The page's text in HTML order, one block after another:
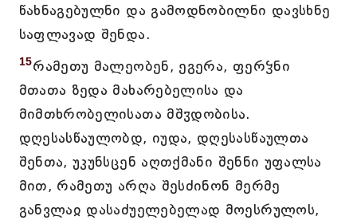
წახნაგებულნი და გამოდნობილნი დავსხნე
საფლავად შენდა.
15რამეთუ მალეობენ, ეგერა, ფერჴნი
მთათა ზედა მახარებელისა და
მიმთხრობელისათა მშჳდობისა.
დღესასწაულობდ, იუდა, დღესასწაულთა
შენთა, უკუნსცენ აღთქმანი შენნი უფალსა
მით, რამეთუ არღა შესძინონ მერმე
განვლაჲ დასაძუელებელად მოესრულოს,